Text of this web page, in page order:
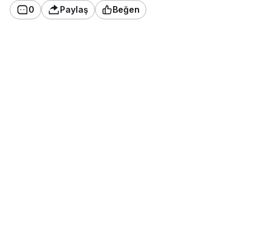
0 Paylaş Beğen